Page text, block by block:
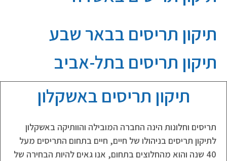
תיקון תריסים בבאר שבע
תיקון תריסים בתל-אביב
תיקון תריסים באשקלון
תריסים וחלונות הינה החברה המובילה והוותיקה באשקלון
לתיקון תריסים בניהולו של חיים, חיים בתחום התריסים מעל
40 שנה והוא מהחלוצים בתחום, אנו גאים להיות הבחירה של